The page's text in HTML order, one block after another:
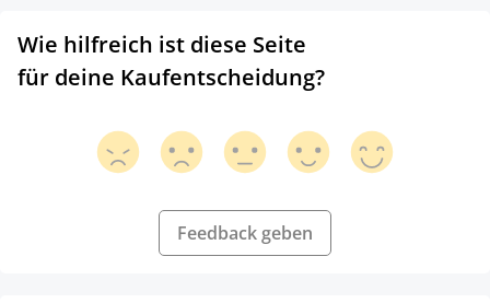
Wie hilfreich ist diese Seite
für deine Kaufentscheidung?
Feedback geben